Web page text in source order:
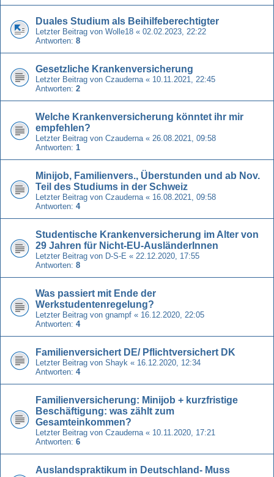
Duales Studium als Beihilfeberechtigter
Letzter Beitrag von Wolle18 « 02.02.2023, 22:22
Antworten: 8
Gesetzliche Krankenversicherung
Letzter Beitrag von Czauderna « 10.11.2021, 22:45
Antworten: 2
Welche Krankenversicherung könntet ihr mir
empfehlen?
Letzter Beitrag von Czauderna « 26.08.2021, 09:58
Antworten: 1
Minijob, Familienvers., Überstunden und ab Nov.
Teil des Studiums in der Schweiz
Letzter Beitrag von Czauderna « 16.08.2021, 09:58
Antworten: 4
Studentische Krankenversicherung im Alter von
29 Jahren für Nicht-EU-AusländerInnen
Letzter Beitrag von D-S-E « 22.12.2020, 17:55
Antworten: 8
Was passiert mit Ende der
Werkstudentenregelung?
Letzter Beitrag von gnampf « 16.12.2020, 22:05
Antworten: 4
Familienversichert DE/ Pflichtversichert DK
Letzter Beitrag von Shayk « 16.12.2020, 12:34
Antworten: 4
Familienversicherung: Minijob + kurzfristige
Beschäftigung: was zählt zum
Gesamteinkommen?
Letzter Beitrag von Czauderna « 10.11.2020, 17:21
Antworten: 6
Auslandspraktikum in Deutschland- Muss